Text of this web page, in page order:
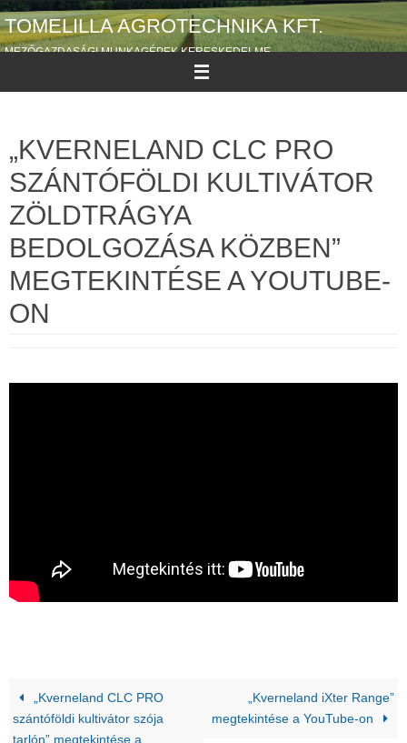
Megszakítás
TOMELILLA AGROTECHNIKA KFT.
MEZŐGAZDASÁGI MUNKAGÉPEK KERESKEDELME
„KVERNELAND CLC PRO
SZÁNTÓFÖLDI KULTIVÁTOR
ZÖLDTRÁGYA
BEDOLGOZÁSA KÖZBEN”
MEGTEKINTÉSE A YOUTUBE-
ON
„Kverneland CLC PRO
szántóföldi kultivátor szója
tarlón” megtekintése a
„Kverneland iXter Range”
megtekintése a YouTube-on